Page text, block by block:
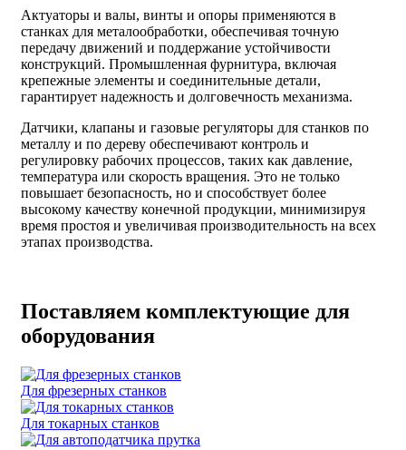
Актуаторы и валы, винты и опоры применяются в
станках для металообработки, обеспечивая точную
передачу движений и поддержание устойчивости
конструкций. Промышленная фурнитура, включая
крепежные элементы и соединительные детали,
гарантирует надежность и долговечность механизма.
Датчики, клапаны и газовые регуляторы для станков по
металлу и по дереву обеспечивают контроль и
регулировку рабочих процессов, таких как давление,
температура или скорость вращения. Это не только
повышает безопасность, но и способствует более
высокому качеству конечной продукции, минимизируя
время простоя и увеличивая производительность на всех
этапах производства.
Поставляем комплектующие для
оборудования
Для фрезерных станков
Для токарных станков